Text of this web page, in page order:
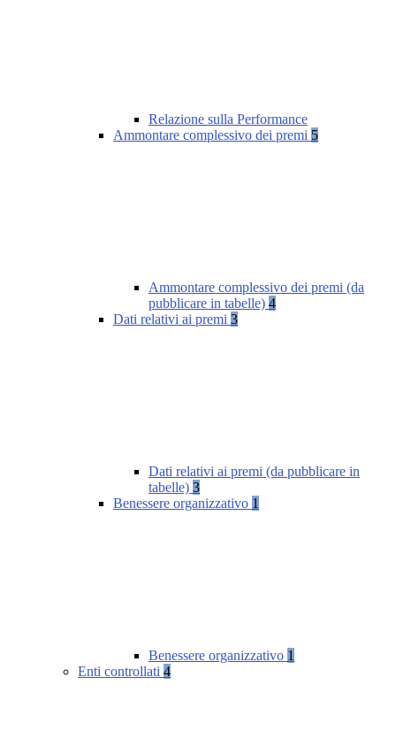
Relazione sulla Performance
Ammontare complessivo dei premi 5
Ammontare complessivo dei premi (da
pubblicare in tabelle) 4
Dati relativi ai premi 3
Dati relativi ai premi (da pubblicare in
tabelle) 3
Benessere organizzativo 1
Benessere organizzativo 1
Enti controllati 4